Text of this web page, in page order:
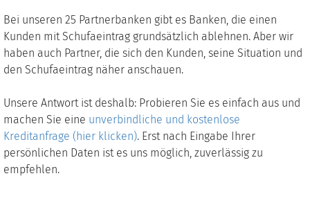
Bei unseren 25 Partnerbanken gibt es Banken, die einen
Kunden mit Schufaeintrag grundsätzlich ablehnen. Aber wir
haben auch Partner, die sich den Kunden, seine Situation und
den Schufaeintrag näher anschauen.
Unsere Antwort ist deshalb: Probieren Sie es einfach aus und
machen Sie eine unverbindliche und kostenlose
Kreditanfrage (hier klicken). Erst nach Eingabe Ihrer
persönlichen Daten ist es uns möglich, zuverlässig zu
empfehlen.